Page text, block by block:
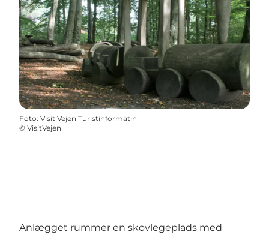
Foto: Visit Vejen Turistinformatin
© VisitVejen
Anlægget rummer en skovlegeplads med